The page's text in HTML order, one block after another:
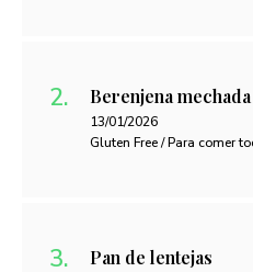
Berenjena mechada
13/01/2026
Gluten Free / Para comer
Pan de lentejas